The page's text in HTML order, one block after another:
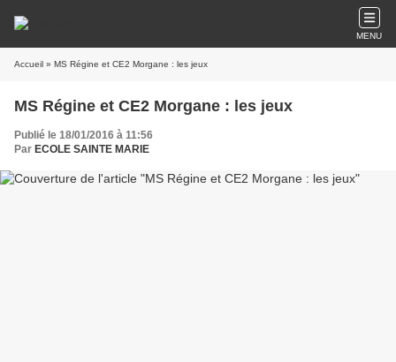
MENU
Accueil » MS Régine et CE2 Morgane : les jeux
MS Régine et CE2 Morgane : les jeux
Publié le 18/01/2016 à 11:56
Par ECOLE SAINTE MARIE